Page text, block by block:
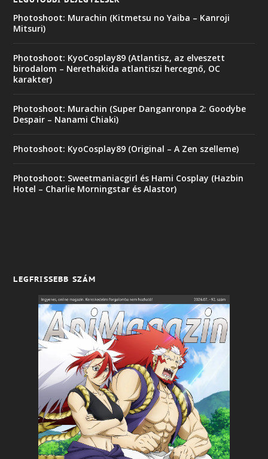
Photoshoot: Murachin (Kitmetsu no Yaiba – Kanroji
Mitsuri)
Photoshoot: KyoCosplay89 (Atlantisz, az elveszett
birodalom – Nerethakida atlantiszi hercegnő, OC
karakter)
Photoshoot: Murachin (Super Danganronpa 2: Goodybe
Despair – Nanami Chiaki)
Photoshoot: KyoCosplay89 (Original – A Zen szelleme)
Photoshoot: Sweetmaniacgirl és Hami Cosplay (Hazbin
Hotel – Charlie Morningstar és Alastor)
LEGFRISSEBB SZÁM